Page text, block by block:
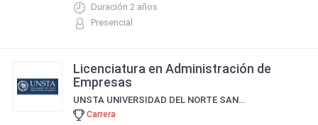
Duración 2 años
Presencial
Licenciatura en Administración de
Empresas
UNSTA UNIVERSIDAD DEL NORTE SANTO TOMÁS DE AQUINO
Carrera